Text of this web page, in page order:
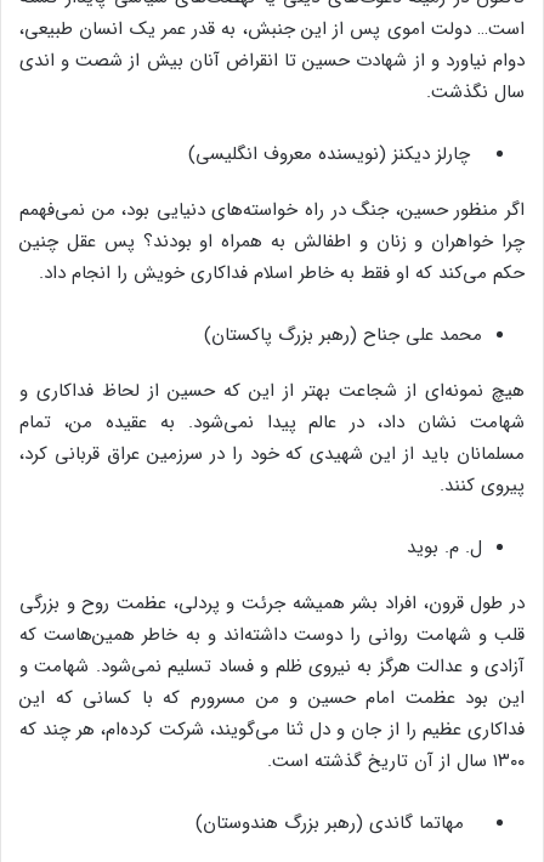
است… دولت اموی پس از این جنبش، به قدر عمر یک انسان طبیعی،
دوام نیاورد و از شهادت حسین تا انقراض آنان بیش از شصت و اندی
سال نگذشت.
چارلز دیکنز (نویسنده معروف انگلیسی)
اگر منظور حسین، جنگ در راه خواسته‌های دنیایی بود، من نمی‌فهمم
چرا خواهران و زنان و اطفالش به همراه او بودند؟ پس عقل چنین
حکم می‌کند که او فقط به خاطر اسلام فداکاری خویش را انجام داد.
محمد علی جناح (رهبر بزرگ پاکستان)
هیچ نمونه‌ای از شجاعت بهتر از این که حسین از لحاظ فداکاری و
شهامت نشان داد، در عالم پیدا نمی‌شود. به عقیده من، تمام
مسلمانان باید از این شهیدی که خود را در سرزمین عراق قربانی کرد،
پیروی کنند.
ل. م. بوید
در طول قرون، افراد بشر همیشه جرئت و پردلی، عظمت روح و بزرگی
قلب و شهامت روانی را دوست داشته‌اند و به خاطر همین‌هاست که
آزادی و عدالت ‌هرگز به نیروی ظلم و فساد تسلیم نمی‌شود. شهامت و
این بود عظمت امام حسین و من مسرورم که با کسانی که این
فداکاری عظیم را از جان و دل ثنا می‌گویند، شرکت کرده‌ام، هر چند که
۱۳۰۰ سال از آن تاریخ گذشته است.
مهاتما گاندی (رهبر بزرگ هندوستان)